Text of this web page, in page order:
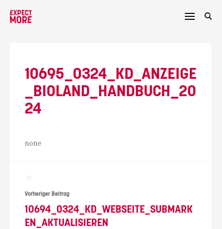
10695_0324_KD_ANZEIGE
_BIOLAND_HANDBUCH_20
24
none
Vorheriger Beitrag
10694_0324_KD_WEBSEITE_SUBMARK
EN_AKTUALISIEREN